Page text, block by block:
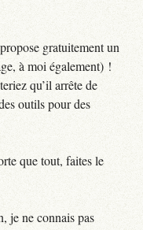
gratuitement un
à moi également) !
qu’il arrête de
outils pour des
que tout, faites le
je ne connais pas